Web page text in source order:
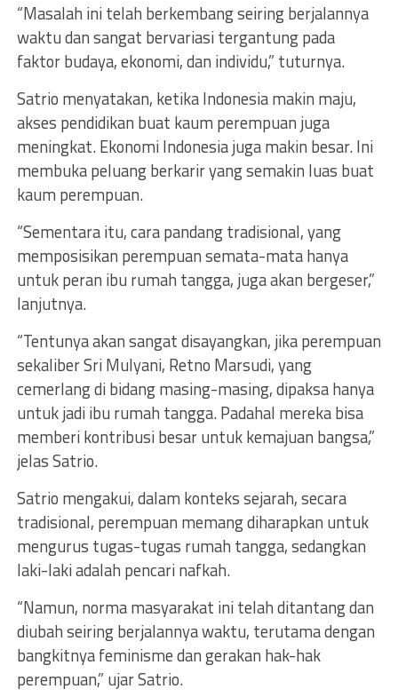
“Masalah ini telah berkembang seiring berjalannya
waktu dan sangat bervariasi tergantung pada
faktor budaya, ekonomi, dan individu,” tuturnya.
Satrio menyatakan, ketika Indonesia makin maju,
akses pendidikan buat kaum perempuan juga
meningkat. Ekonomi Indonesia juga makin besar. Ini
membuka peluang berkarir yang semakin luas buat
kaum perempuan.
“Sementara itu, cara pandang tradisional, yang
memposisikan perempuan semata-mata hanya
untuk peran ibu rumah tangga, juga akan bergeser,”
lanjutnya.
“Tentunya akan sangat disayangkan, jika perempuan
sekaliber Sri Mulyani, Retno Marsudi, yang
cemerlang di bidang masing-masing, dipaksa hanya
untuk jadi ibu rumah tangga. Padahal mereka bisa
memberi kontribusi besar untuk kemajuan bangsa,”
jelas Satrio.
Satrio mengakui, dalam konteks sejarah, secara
tradisional, perempuan memang diharapkan untuk
mengurus tugas-tugas rumah tangga, sedangkan
laki-laki adalah pencari nafkah.
“Namun, norma masyarakat ini telah ditantang dan
diubah seiring berjalannya waktu, terutama dengan
bangkitnya feminisme dan gerakan hak-hak
perempuan,” ujar Satrio.